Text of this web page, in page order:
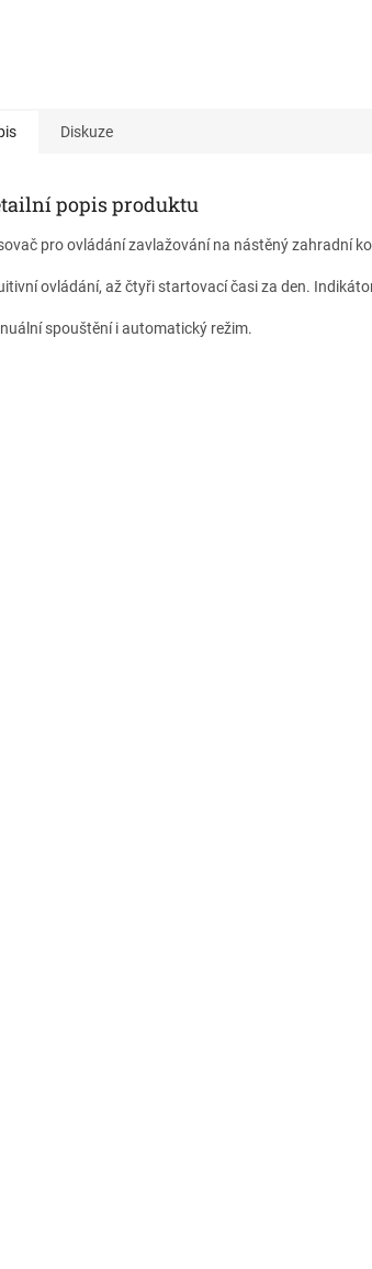
Diskuze
popis produktu
pro ovládání zavlažování na nástěný zahradní
ovládání, až čtyři startovací časi za den.
spouštění i automatický režim.